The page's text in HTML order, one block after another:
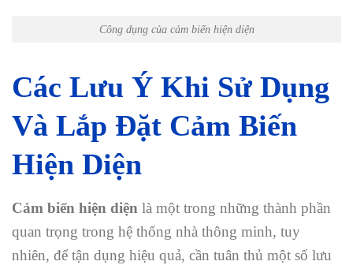
Công dụng của cảm biến hiện diện
Các Lưu Ý Khi Sử Dụng
Và Lắp Đặt Cảm Biến
Hiện Diện
Cảm biến hiện diện là một trong những thành phần
quan trọng trong hệ thống nhà thông minh, tuy
nhiên, để tận dụng hiệu quả, cần tuân thủ một số lưu